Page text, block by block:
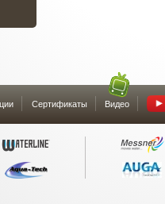
Сертификаты Видео